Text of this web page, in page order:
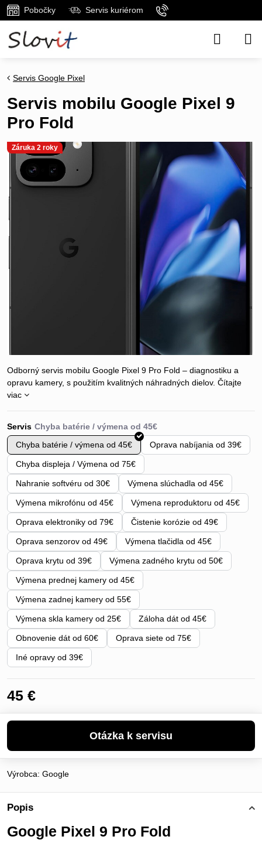
Pobočky Servis kuriérom
Záruka 2 roky
Servis Google Pixel
Servis mobilu Google Pixel 9
Pro Fold
Odborný servis mobilu Google Pixel 9 Pro Fold – diagnostiku a
opravu kamery, s použitím kvalitných náhradných dielov. Čítajte
viac
Servis
Chyba batérie / výmena od 45€
Oprava nabíjania od 39€
Chyba displeja / Výmena od 75€
Nahranie softvéru od 30€ Výmena slúchadla od 45€
Výmena mikrofónu od 45€ Výmena reproduktoru od 45€
Oprava elektroniky od 79€ Čistenie korózie od 49€
Oprava senzorov od 49€ Výmena tlačidla od 45€
Oprava krytu od 39€ Výmena zadného krytu od 50€
Výmena prednej kamery od 45€
Výmena zadnej kamery od 55€
Výmena skla kamery od 25€ Záloha dát od 45€
Obnovenie dát od 60€ Oprava siete od 75€
Iné opravy od 39€
45 €
Výrobca: Google
Popis
Google Pixel 9 Pro Fold